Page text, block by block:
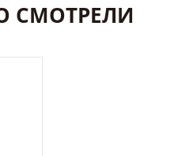
СМОТРЕЛИ